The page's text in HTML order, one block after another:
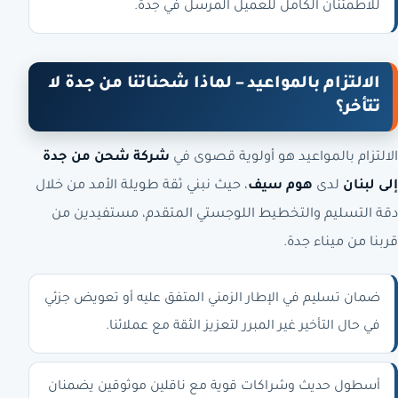
للاطمئنان الكامل للعميل المرسل في جدة.
الالتزام بالمواعيد – لماذا شحناتنا من جدة لا
تتأخر؟
الالتزام بالمواعيد هو أولوية قصوى في شركة شحن من جدة
إلى لبنان لدى هوم سيف، حيث نبني ثقة طويلة الأمد من خلال
دقة التسليم والتخطيط اللوجستي المتقدم، مستفيدين من
قربنا من ميناء جدة.
ضمان تسليم في الإطار الزمني المتفق عليه أو تعويض جزئي
في حال التأخير غير المبرر لتعزيز الثقة مع عملائنا.
أسطول حديث وشراكات قوية مع ناقلين موثوقين يضمنان